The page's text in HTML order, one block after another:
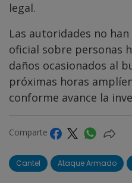
legal.
Las autoridades no
oficial sobre personas
daños ocasionados al
próximas horas
conforme avance la
Comparte
Cantel Ataque Armado